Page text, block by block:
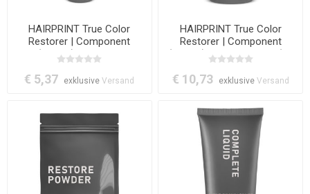
HAIRPRINT True Color
Restorer | Component
(Step-1): Prepare -
Pretreatment (All Colors)
€ 5,37 exklusiveVersand
HAIRPRINT True Color
Restorer | Component
(Step-2): Restore Liquid (All
Colors)
€ 10,73 exklusive Versand